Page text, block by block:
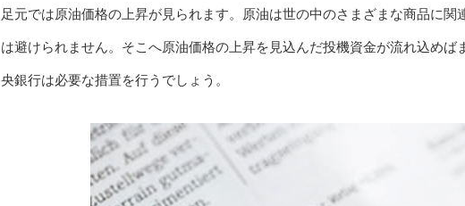
足元では原油価格の上昇が見られます。原油は世の中のさまざまな商品に
は避けられません。そこへ原油価格の上昇を見込んだ投機資金が流れ込めば
央銀行は必要な措置を行うでしょう。